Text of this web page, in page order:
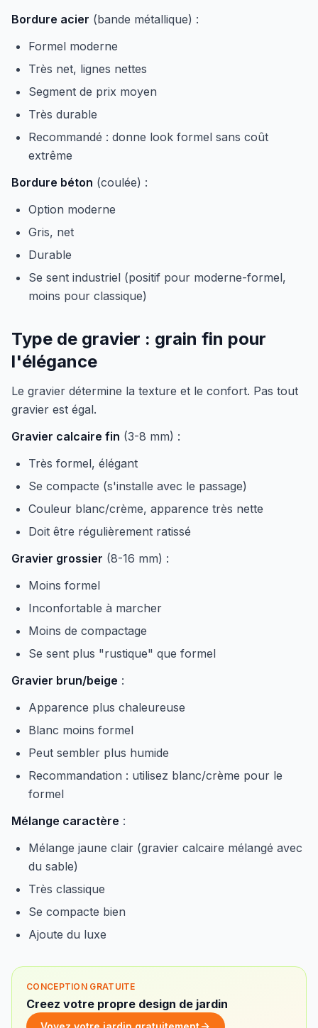
Bordure acier (bande métallique) :
Formel moderne
Très net, lignes nettes
Segment de prix moyen
Très durable
Recommandé : donne look formel sans coût
extrême
Bordure béton (coulée) :
Option moderne
Gris, net
Durable
Se sent industriel (positif pour moderne-formel,
moins pour classique)
Type de gravier : grain fin pour
l'élégance
Le gravier détermine la texture et le confort. Pas tout
gravier est égal.
Gravier calcaire fin (3-8 mm) :
Très formel, élégant
Se compacte (s'installe avec le passage)
Couleur blanc/crème, apparence très nette
Doit être régulièrement ratissé
Gravier grossier (8-16 mm) :
Moins formel
Inconfortable à marcher
Moins de compactage
Se sent plus "rustique" que formel
Gravier brun/beige :
Apparence plus chaleureuse
Blanc moins formel
Peut sembler plus humide
Recommandation : utilisez blanc/crème pour le
formel
Mélange caractère :
Mélange jaune clair (gravier calcaire mélangé avec
du sable)
Très classique
Se compacte bien
Ajoute du luxe
CONCEPTION GRATUITE
Creez votre propre design de jardin